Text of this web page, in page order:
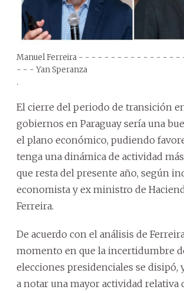
Manuel Ferreira - - - - - - - - - - - - - - -
- - - Yan Speranza
.
El cierre del periodo de transición
gobiernos en Paraguay sería una
el plano económico, pudiendo
tenga una dinámica de actividad
que resta del presente año, según
economista y ex ministro de
Ferreira.
De acuerdo con el análisis de
momento en que la incertidumbre
elecciones presidenciales se disipó,
a notar una mayor actividad relativa